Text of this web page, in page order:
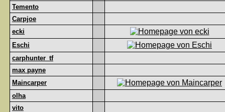
Temento
Carpjoe
ecki
Eschi
carphunter_tf
max payne
Maincarper
olha
vito